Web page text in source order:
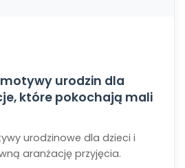
urodzin dla
które pokochają mali
urodzinowe dla dzieci i
aranżację przyjęcia.